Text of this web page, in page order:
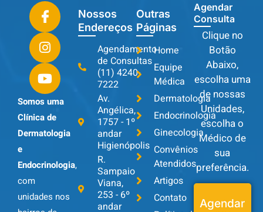
Somos uma
Clínica de
Dermatologia
e
Endocrinologia,
com
unidades nos
Nossos
Endereços
Agendamento
de Consultas
(11) 4240-
7222
Av.
Angélica,
1757 - 1º
andar
Higienópolis
R.
Sampaio
Viana,
253 - 6º
andar
Outras
Páginas
Home
Equipe
Médica
Dermatologia
Endocrinologia
Ginecologia
Convênios
Atendidos
Artigos
Contato
Agendar
Consulta
Clique no
Botão
Abaixo,
escolha uma
de nossas
Unidades,
escolha o
Médico de
sua
preferência.
Agendar